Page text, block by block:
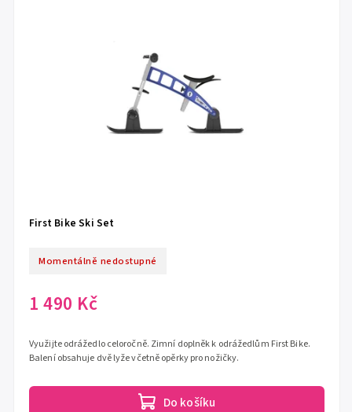
First Bike Ski Set
Momentálně nedostupné
1 490 Kč
Do košíku
Využijte odrážedlo celoročně. Zimní doplněk k odrážedlům First Bike.
Balení obsahuje dvě lyže včetně opěrky pro nožičky.